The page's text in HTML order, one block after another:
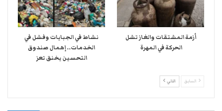
أزمة المشتقات والغاز تشل
الحركة في المهرة ​
نشاط في الجبايات وفشل في
الخدمات.. إهمال صندوق
التحسين يخنق تعز
السابق التالي